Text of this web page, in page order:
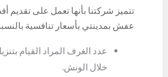
تتميز شركتنا بأنها تعمل على
عفش بمدينتي بأسعار تنافسية
كما أن تلك الأسعار الخاصة بها تعتبر
كل العملاء مهما كانت مستوياتهم
عدد الغرف المراد القيام
خلال الونش.